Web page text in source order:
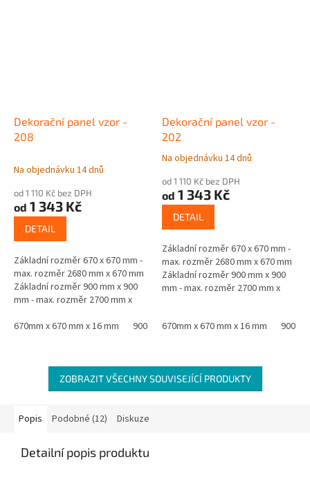
Dekorační panel vzor -
208
Na objednávku 14 dnů
od 1 110 Kč bez DPH
od 1 343 Kč
DETAIL
Základní rozměr 670 x 670 mm -
max. rozměr 2680 mm x 670 mm
Základní rozměr 900 mm x 900
mm - max. rozměr 2700 mm x
MDF oboustranně laminovaná...
670mm x 670 mm x 16 mm 900 mm x 900 mm x 16 mm
Dekorační panel vzor -
202
Průměrné
produktu
je
hvězdiček.
Na objednávku 14 dnů
od 1 110 Kč bez DPH
od 1 343 Kč
DETAIL
Základní rozměr 670 x 670 mm -
max. rozměr 2680 mm x 670 mm
Základní rozměr 900 mm x 900
mm - max. rozměr 2700 mm x
670mm x 670 mm x 16 mm
900
ZOBRAZIT VŠECHNY SOUVISEJÍCÍ PRODUKTY
Popis Podobné (12) Diskuze
Detailní popis produktu